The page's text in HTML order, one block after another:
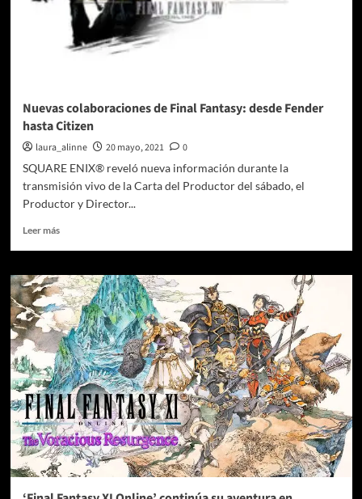
de
tiempo
limitado
con
Nuevas colaboraciones de Final Fantasy: desde Fender
hasta Citizen
laura_alinne 20 mayo, 2021
0
SQUARE ENIX® reveló nueva información durante la
transmisión vivo de la Carta del Productor del sábado, el
Productor y Director...
Leer másLeer
Nuevas
colaboraciones
de
Final
Fantasy:
desde
Fender
hasta
Citizen